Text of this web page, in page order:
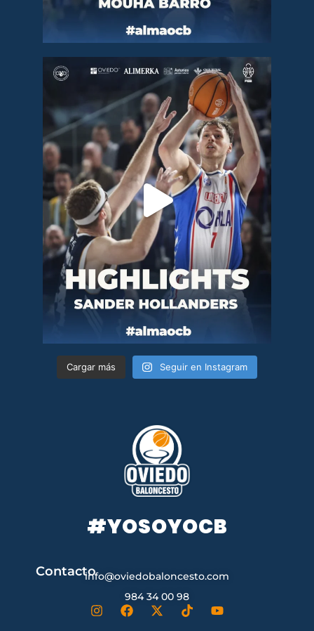
Cargar más Seguir en Instagram
#YOSOYOCB
Contactoinfo@oviedobaloncesto.com
984 34 00 98